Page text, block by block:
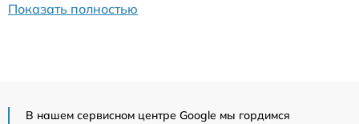
Показать полностью
В нашем сервисном центре Google мы гордимся